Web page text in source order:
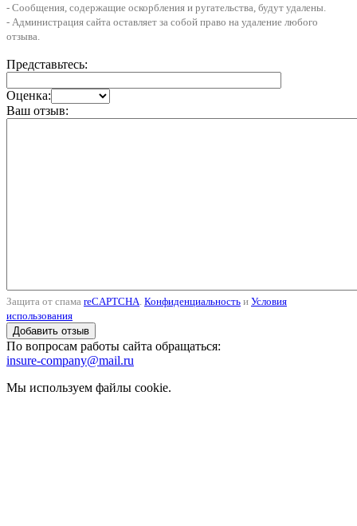
- Сообщения, содержащие оскорбления и ругательства, будут удалены.
- Администрация сайта оставляет за собой право на удаление любого
отзыва.
Представьтесь:
Оценка:
Ваш отзыв:
Защита от спама reCAPTCHA Конфиденциальность и Условия
использования
По вопросам работы сайта обращаться:
insure-company@mail.ru
Мы используем файлы cookie.